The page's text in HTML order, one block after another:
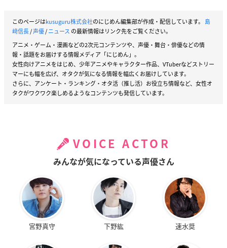
このページはkusuguru株式会社のにじめん編集部が作成・配信しています。 島
﨑信長/声優/ニュース の最新情報はリンク先をご覧ください。
アニメ・ゲーム・漫画などの2次元コンテンツや、声優・舞台・俳優などの情
報・話題をお届けする情報メディア「にじめん」。
女性向けアニメをはじめ、少年アニメやキャラクター作品、VTuberなどストリー
マーにも幅を広げ、オタクが気になる情報を幅広くお届けしています。
さらに、アンケート・ランキング・オタ活（推し活）お役立ち情報など、女性オ
タクがワクワク楽しめるようなコンテンツも発信しています。
VOICE ACTOR
みんなが気になっている声優さん
宮野真守 下野紘 速水奨